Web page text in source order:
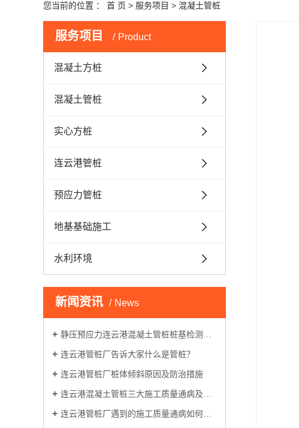
您当前的位置 ： 首 页 > 服务项目 > 混凝土管桩
服务项目 Product
混凝土方桩
混凝土管桩
实心方桩
连云港管桩
预应力管桩
地基基础施工
水利环境
新闻资讯 News
静压预应力连云港混凝土管桩桩基检测的五种方法
连云港管桩厂告诉大家什么是管桩？
连云港管桩厂桩体倾斜原因及防治措施
连云港混凝土管桩三大施工质量通病及防治
连云港管桩厂遇到的施工质量通病如何防治